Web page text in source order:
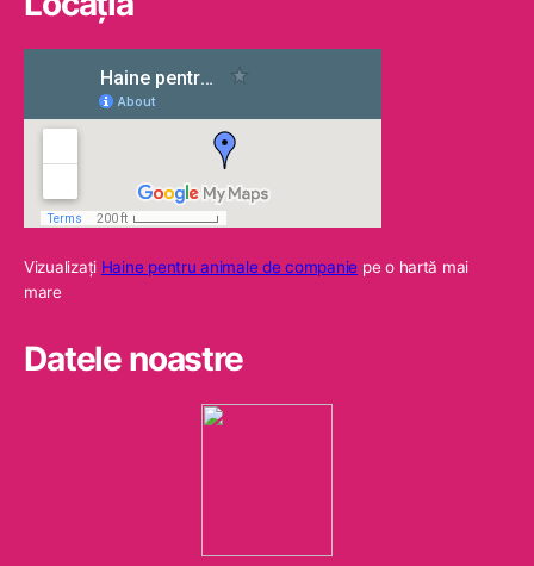
Vizualizaţi Haine pentru animale de companie pe o hartă mai
mare
Datele noastre